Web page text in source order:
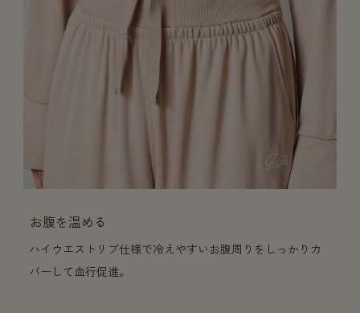
お腹を温める
ハイウエストリブ仕様で冷えやすいお腹周りをしっかりカ
バーして血行促進。